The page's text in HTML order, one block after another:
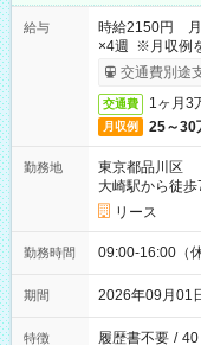
給与
時給2150円 月
×4週 ※月収例
交通費別途
交通費 1ヶ月3
月収例 25～30
勤務地
東京都品川区
大崎駅から徒歩
リース
勤務時間 09:00-16:00（
期間 2026年09月
特徴 履歴書不要 / 40